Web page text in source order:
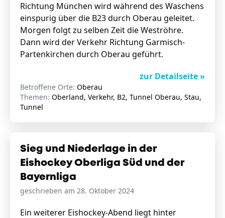
Richtung München wird während des Waschens
einspurig über die B23 durch Oberau geleitet.
Morgen folgt zu selben Zeit die Weströhre.
Dann wird der Verkehr Richtung Garmisch-
Partenkirchen durch Oberau geführt.
zur Detailseite »
Betroffene Orte: Oberau
Themen: Oberland, Verkehr, B2, Tunnel Oberau, Stau,
Tunnel
Sieg und Niederlage in der
Eishockey Oberliga Süd und der
Bayernliga
geschrieben am 28. Oktober 2024
Ein weiterer Eishockey-Abend liegt hinter